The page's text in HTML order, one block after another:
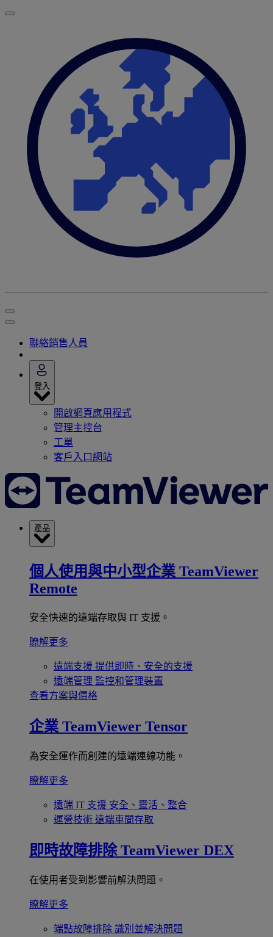
聯絡銷售人員
登入
開啟網頁應用程式
管理主控台
工單
客戶入口網站
產品
個人使用與中小型企業 TeamViewer
Remote
安全快速的遠端存取與 IT 支援。
瞭解更多
遠端支援 提供即時、安全的支援
遠端管理 監控和管理裝置
查看方案與價格
企業 TeamViewer Tensor
為安全運作而創建的遠端連線功能。
瞭解更多
遠端 IT 支援 安全、靈活、整合
運營技術 遠端車間存取
即時故障排除 TeamViewer DEX
在使用者受到影響前解決問題。
瞭解更多
端點故障排除 識別並解決問題